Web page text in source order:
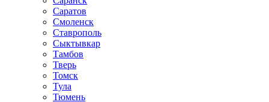
Саратов
Смоленск
Ставрополь
Сыктывкар
Тамбов
Тверь
Томск
Тула
Тюмень